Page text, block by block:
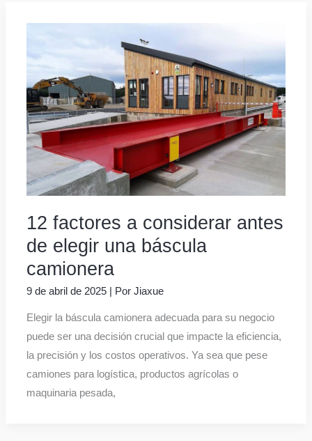
12 factores a considerar antes
de elegir una báscula
camionera
9 de abril de 2025 | Por Jiaxue
Elegir la báscula camionera adecuada para su negocio
puede ser una decisión crucial que impacte la eficiencia,
la precisión y los costos operativos. Ya sea que pese
camiones para logística, productos agrícolas o
maquinaria pesada,